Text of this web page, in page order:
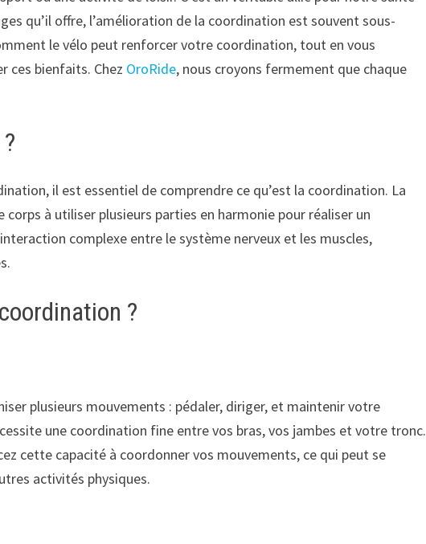
qu’il offre, l’amélioration de la coordination est souvent sous-
le vélo peut renforcer votre coordination, tout en vous
ces bienfaits. Chez OroRide, nous croyons fermement que chaque
il est essentiel de comprendre ce qu’est la coordination. La
à utiliser plusieurs parties en harmonie pour réaliser un
complexe entre le système nerveux et les muscles,
?
plusieurs mouvements : pédaler, diriger, et maintenir votre
une coordination fine entre vos bras, vos jambes et votre tronc.
cette capacité à coordonner vos mouvements, ce qui peut se
activités physiques.